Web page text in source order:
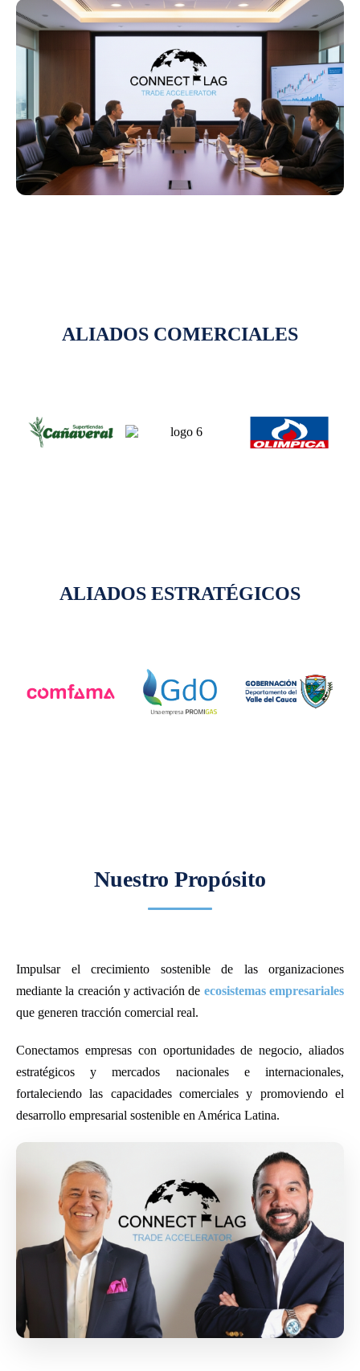
ALIADOS COMERCIALES
ALIADOS ESTRATÉGICOS
Nuestro Propósito
Impulsar el crecimiento sostenible de las organizaciones
mediante la creación y activación de ecosistemas empresariales
que generen tracción comercial real.
Conectamos empresas con oportunidades de negocio, aliados
estratégicos y mercados nacionales e internacionales,
fortaleciendo las capacidades comerciales y promoviendo el
desarrollo empresarial sostenible en América Latina.